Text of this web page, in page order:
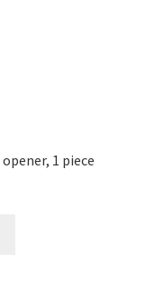
1 piece